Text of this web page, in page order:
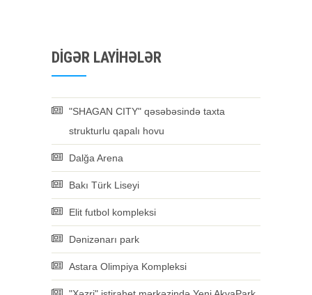
DIGƏR LAYIHƏLƏR
"SHAGAN CITY" qəsəbəsində taxta
strukturlu qapalı hovu
Dalğa Arena
Bakı Türk Liseyi
Elit futbol kompleksi
Dənizənarı park
Astara Olimpiya Kompleksi